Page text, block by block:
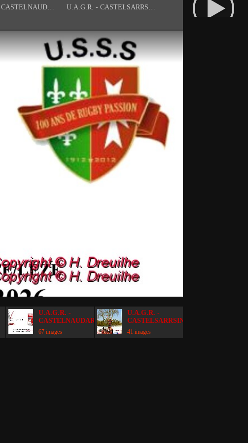
U.A.G.R. - CASTELNAUDARY
U.A.G.R. - CASTELSARRSIN
U.A.G.R. -
CASTELNAUDARY
67 images
U.A.G.R. -
CASTELSARRSIN
41 images